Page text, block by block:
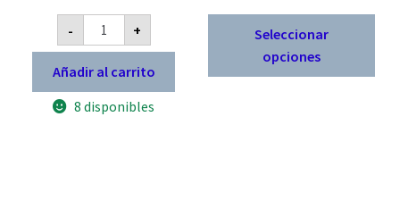
-
Rectificador
trifásico
UM
200
motorrad
250
6
+
Añadir al carrito
8 disponibles
de
$ 8.900
Seleccionar
opciones